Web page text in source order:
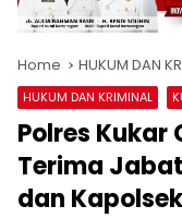
Home HUKUM DAN
HUKUM DAN KRIMINAL
Polres Kukar
Terima
dan Kapolsek